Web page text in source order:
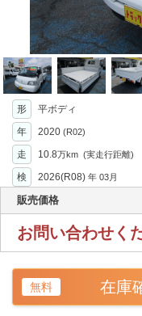
形 平ボディ
年
2020 (R02)
走 10.8万km (実走行距離)
検
2026(R08) 年 03月
販売価格
お問い合わせく
無料 在庫